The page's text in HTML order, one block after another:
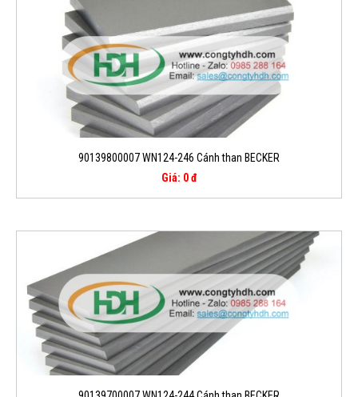
90139800007 WN124-246 Cánh than BECKER
Giá: 0 đ